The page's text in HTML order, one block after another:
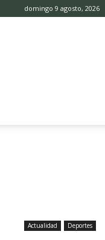
domingo 9 agosto, 2026
Actualidad Deportes